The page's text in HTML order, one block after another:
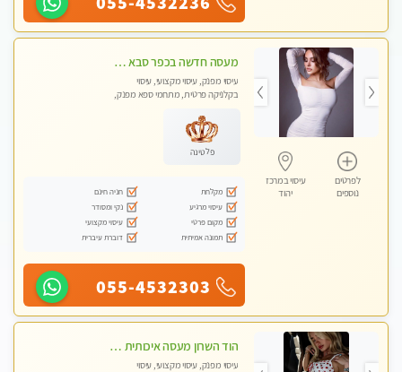
לפרטים
נוספים
עיסוי במרכז
יהוד
מעסה חדשה בכפר סבא איכותית מקצועית ומפנקת מאוד חדשה מעסה צעירה ואלופה לעיסוי מפנק מומלץ מאוד ....פרטי!!
עיסוי מפנק, עיסוי מקצועי, עיסוי
בקלניקה פרטית, מתחמי ספא מפנק,
פלטינה
מקלחת
חניה חינם
עיסוי מרגיע
נקי ומסודר
מקום פרטי
עיסוי מקצועי
תמונה אמיתית
דוברת עיברית
055-4532303
הוד השרון מעסה איכותית מפנקת ומקצועית לעיסוי חלומי .....
עיסוי מפנק, עיסוי מקצועי, עיסוי